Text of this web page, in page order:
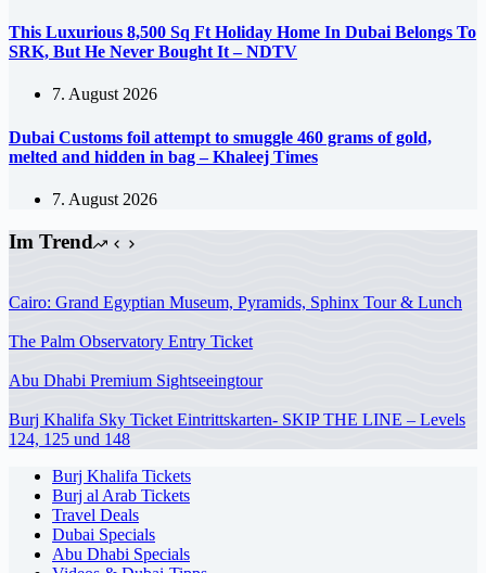
This Luxurious 8,500 Sq Ft Holiday Home In Dubai Belongs To
SRK, But He Never Bought It – NDTV
7. August 2026
Dubai Customs foil attempt to smuggle 460 grams of gold,
melted and hidden in bag – Khaleej Times
7. August 2026
Im Trend
Cairo: Grand Egyptian Museum, Pyramids, Sphinx Tour & Lunch
The Palm Observatory Entry Ticket
Abu Dhabi Premium Sightseeingtour
Burj Khalifa Sky Ticket Eintrittskarten- SKIP THE LINE – Levels
124, 125 und 148
Burj Khalifa Tickets
Burj al Arab Tickets
Travel Deals
Dubai Specials
Abu Dhabi Specials